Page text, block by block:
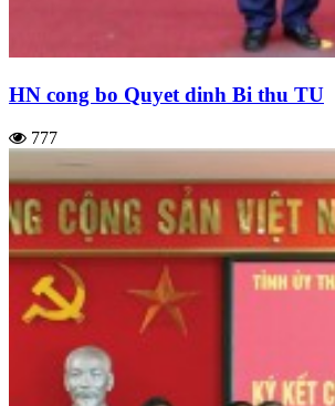
HN cong bo Quyet dinh Bi thu TU
777